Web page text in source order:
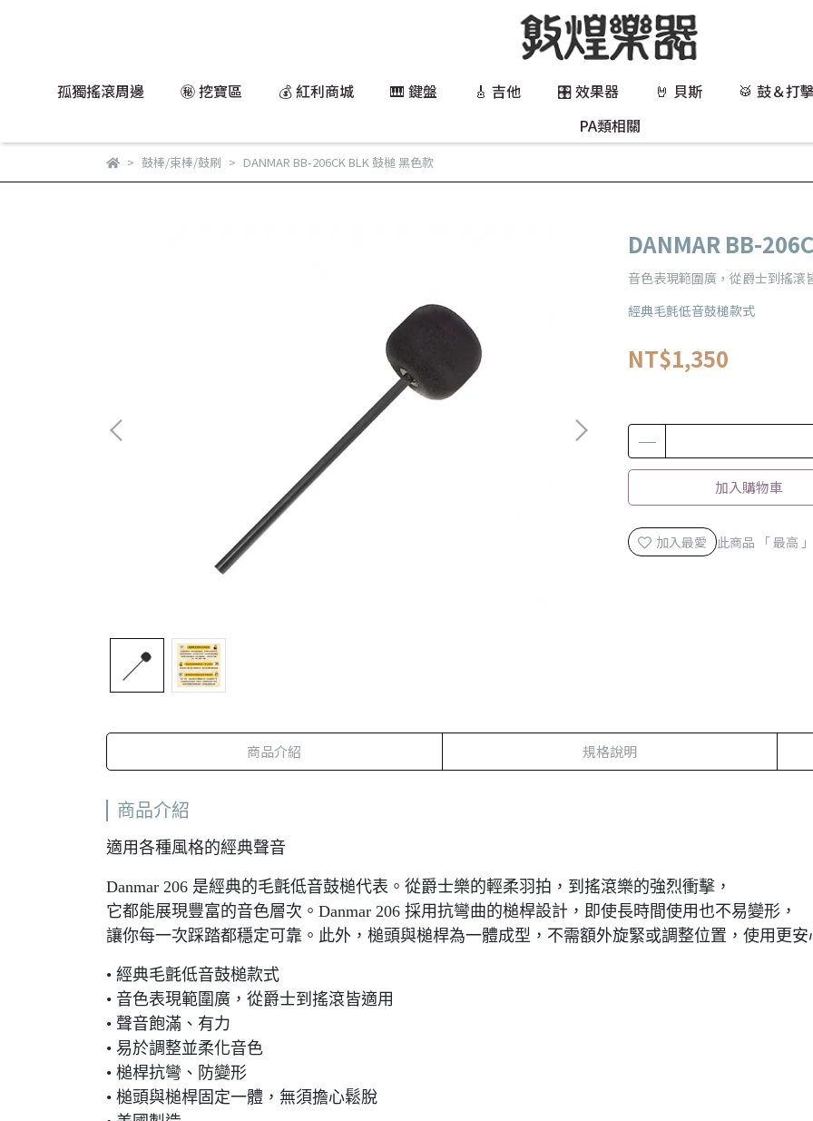
孤獨搖滾周邊 ㊙️ 挖寶區 💰 紅利商城 🎹 鍵盤 🎸 吉他 🎛️ 效果器 🤘 貝斯
🥁 鼓＆打
PA類相關
鼓棒/束棒/鼓刷 DANMAR BB-206CK BLK 鼓槌 黑色款
DANMAR BB-
音色表現範圍廣，從爵士到搖滾
經典毛氈低音鼓槌款式
NT$1,350
加入購物車
加入最愛 此商品 「 最高
商品介紹 規格說明
商品介紹
適用各種風格的經典聲音
Danmar 206 是經典的毛氈低音鼓槌代表。從爵士樂的輕柔羽拍，到搖滾樂的強烈衝擊，
它都能展現豐富的音色層次。Danmar 206 採用抗彎曲的槌桿設計，即使長時間使用也不易變形，
讓你每一次踩踏都穩定可靠。此外，槌頭與槌桿為一體成型，不需額外旋緊或調整位置，使用更安
• 經典毛氈低音鼓槌款式
• 音色表現範圍廣，從爵士到搖滾皆適用
• 聲音飽滿、有力
• 易於調整並柔化音色
• 槌桿抗彎、防變形
• 槌頭與槌桿固定一體，無須擔心鬆脫